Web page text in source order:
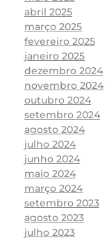
abril 2025
março 2025
fevereiro 2025
janeiro 2025
dezembro 2024
novembro 2024
outubro 2024
setembro 2024
agosto 2024
julho 2024
junho 2024
maio 2024
março 2024
setembro 2023
agosto 2023
julho 2023